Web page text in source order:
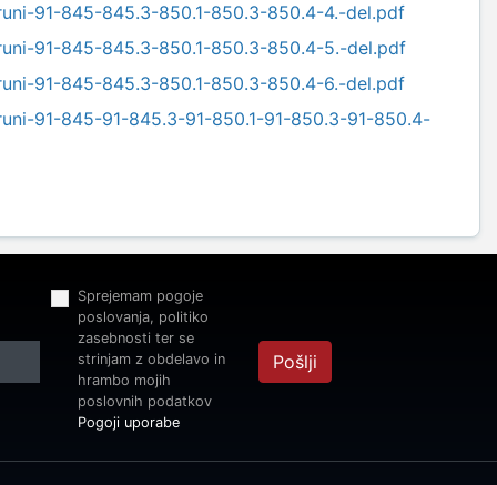
91-845-845.3-850.1-850.3-850.4-4.-del.pdf
91-845-845.3-850.1-850.3-850.4-5.-del.pdf
91-845-845.3-850.1-850.3-850.4-6.-del.pdf
91-845-91-845.3-91-850.1-91-850.3-91-850.4-
Sprejemam pogoje
poslovanja, politiko
zasebnosti ter se
strinjam z obdelavo in
hrambo mojih
poslovnih podatkov
Pogoji uporabe
Pošlji